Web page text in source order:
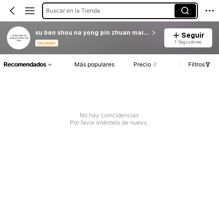
Buscar en la Tienda
su ben shou na yong pin zhuan mai dian
Vendedor
Seguir
1 Seguidores
Recomendados Más populares Precio Filtros
No hay coincidencias
Por favor inténtelo de nuevo.